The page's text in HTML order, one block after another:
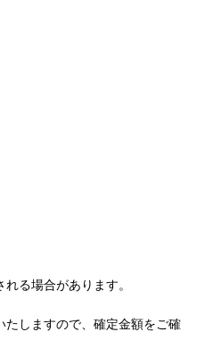
る場合があります。
たしますので、確定金額をご確